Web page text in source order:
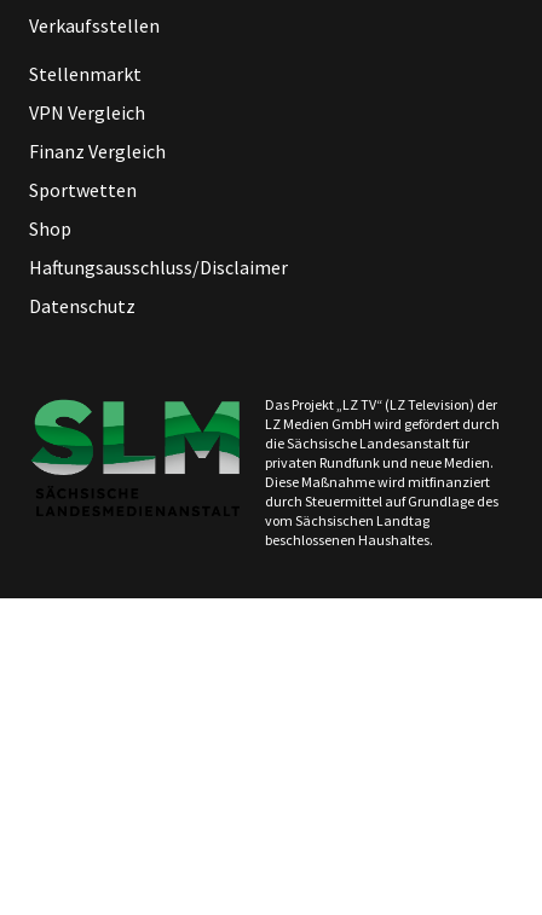
Verkaufsstellen
Stellenmarkt
VPN Vergleich
Finanz Vergleich
Sportwetten
Shop
Haftungsausschluss/Disclaimer
Datenschutz
Das Projekt „LZ TV“ (LZ Television) der
LZ Medien GmbH wird gefördert durch
die Sächsische Landesanstalt für
privaten Rundfunk und neue Medien.
Diese Maßnahme wird mitfinanziert
durch Steuermittel auf Grundlage des
vom Sächsischen Landtag
beschlossenen Haushaltes.